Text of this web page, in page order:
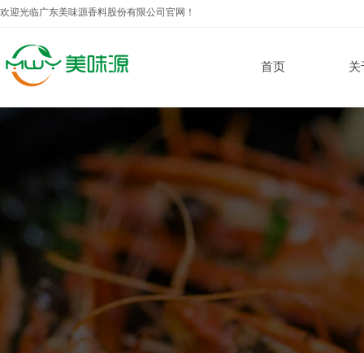
欢迎光临广东美味源香料股份有限公司官网！
首页 关